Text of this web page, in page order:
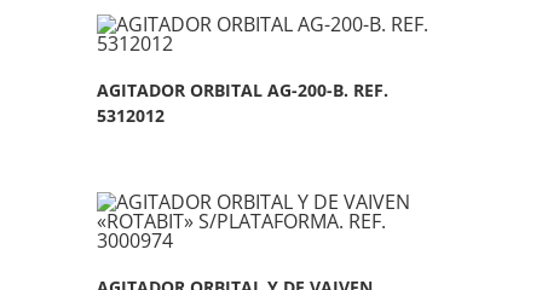
AGITADOR ORBITAL AG-200-B. REF.
5312012